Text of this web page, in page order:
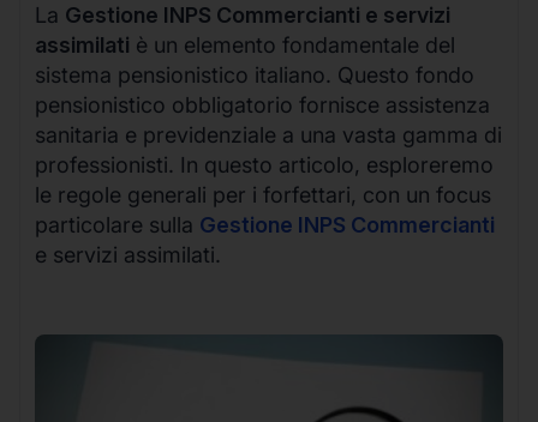
La Gestione INPS Commercianti e servizi
assimilati è un elemento fondamentale del
sistema pensionistico italiano. Questo fondo
pensionistico obbligatorio fornisce assistenza
sanitaria e previdenziale a una vasta gamma di
professionisti. In questo articolo, esploreremo
le regole generali per i forfettari, con un focus
particolare sulla Gestione INPS Commercianti
e servizi assimilati.